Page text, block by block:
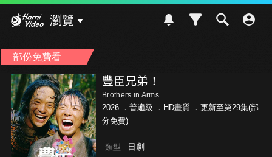
瀏覽
部份免費看
豐臣兄弟！
Brothers in Arms
2026 ． 普遍級
．HD畫質 ．更新至第29集(部
分免費)
類型 日劇